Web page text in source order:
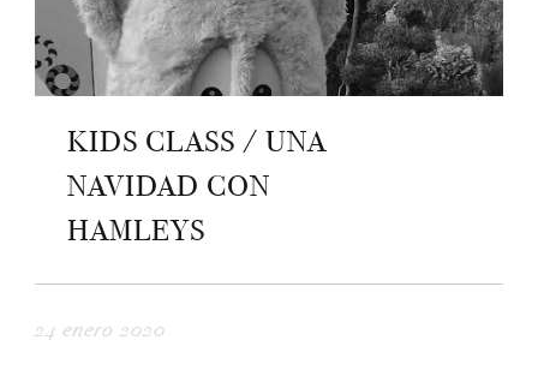
KIDS CLASS / UNA
NAVIDAD CON
HAMLEYS
24 enero 2020